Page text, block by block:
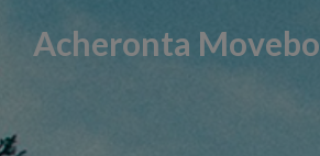
Acheronta Movebo